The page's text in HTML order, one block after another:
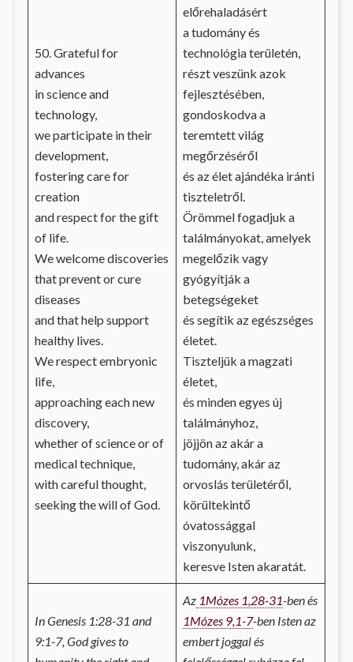
50. Grateful for
advances
in science and
technology,
we participate in their
development,
fostering care for
creation
and respect for the gift
of life.
We welcome discoveries
that prevent or cure
diseases
and that help support
healthy lives.
We respect embryonic
life,
approaching each new
discovery,
whether of science or of
medical technique,
with careful thought,
seeking the will of God.
előrehaladásért
a tudomány és
technológia területén,
részt veszünk azok
fejlesztésében,
gondoskodva a
teremtett világ
megőrzéséről
és az élet ajándéka iránti
tiszteletről.
Örömmel fogadjuk a
találmányokat, amelyek
megelőzik vagy
gyógyítják a
betegségeket
és segítik az egészséges
életet.
Tiszteljük a magzati
életet,
és minden egyes új
találmányhoz,
jöjjön az akár a
tudomány, akár az
orvoslás területéről,
körültekintő
óvatossággal
viszonyulunk,
keresve Isten akaratát.
In Genesis 1:28-31 and
9:1-7, God gives to
Az1Mózes 1,28-31-ben és
1Mózes 9,1-7-ben Isten az
embert joggal és